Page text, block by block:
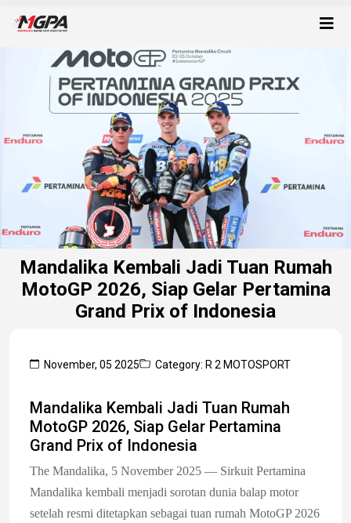
Mandalika Kembali Jadi Tuan Rumah
MotoGP 2026, Siap Gelar Pertamina
Grand Prix of Indonesia
November, 05 2025 Category: R 2 MOTOSPORT
Mandalika Kembali Jadi Tuan Rumah
MotoGP 2026, Siap Gelar Pertamina
Grand Prix of Indonesia
The Mandalika, 5 November 2025 — Sirkuit Pertamina
Mandalika kembali menjadi sorotan dunia balap motor
setelah resmi ditetapkan sebagai tuan rumah MotoGP 2026